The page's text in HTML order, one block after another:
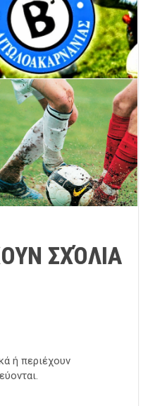
ΣΧΌΛΙΑ
ή περιέχουν